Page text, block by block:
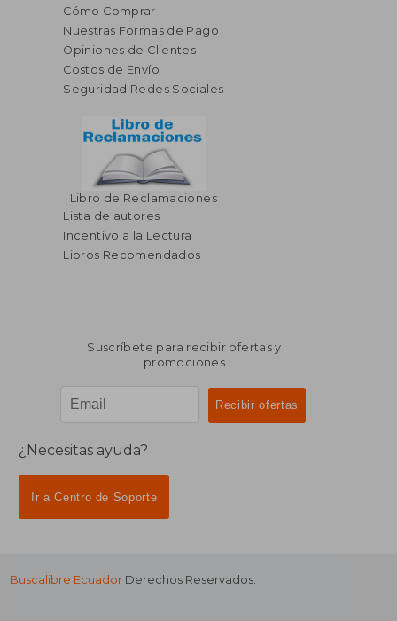
Cómo Comprar
Nuestras Formas de Pago
Opiniones de Clientes
Costos de Envío
Seguridad Redes Sociales
Libro de Reclamaciones
Lista de autores
Incentivo a la Lectura
Libros Recomendados
Suscríbete para recibir ofertas y
promociones
¿Necesitas ayuda?
Ir a Centro de Soporte
Buscalibre Ecuador Derechos Reservados.